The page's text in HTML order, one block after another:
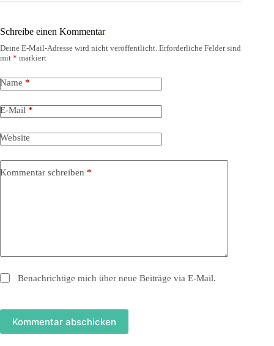
Schreibe einen Kommentar
Deine E-Mail-Adresse wird nicht veröffentlicht. Erforderliche Felder sind
mit * markiert
Name *
E-Mail *
Website
Kommentar schreiben *
Benachrichtige mich über neue Beiträge via E-Mail.
Kommentar abschicken